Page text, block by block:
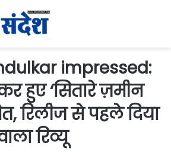
impressed:
हुए ‘सितारे ज़मीन
रिलीज से पहले दिया
रिव्यू